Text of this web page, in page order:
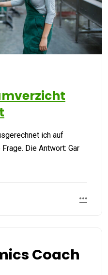
ich auf
Die Antwort: Gar
Coach